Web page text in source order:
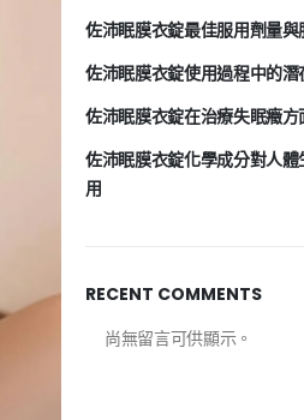
佐沛眠膜衣錠最佳服用劑量與
佐沛眠膜衣錠使用過程中的
佐沛眠膜衣錠在治療失眠癥方
佐沛眠膜衣錠化學成分對人
用
RECENT COMMENTS
尚無留言可供顯示。